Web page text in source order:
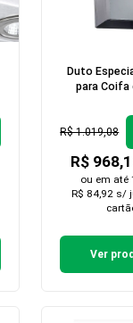
Duto
para Coifa
R$ 1.019,08
R$
ou em até
R$ 84,92 s/
Ver